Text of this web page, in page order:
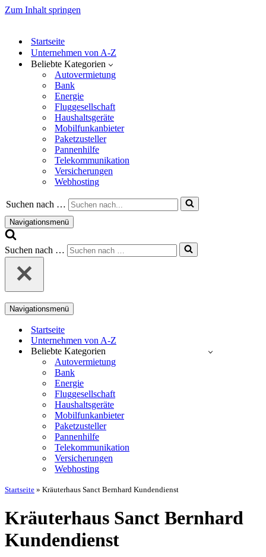
Zum Inhalt springen
Startseite
Unternehmen von A-Z
Beliebte Kategorien
Autovermietung
Bank
Energie
Fluggesellschaft
Haushaltsgeräte
Mobilfunkanbieter
Paketzusteller
Pannenhilfe
Telekommunikation
Versicherungen
Webhosting
Suchen nach …
Navigationsmenü
Suchen nach …
Navigationsmenü
Startseite
Unternehmen von A-Z
Beliebte Kategorien
Autovermietung
Bank
Energie
Fluggesellschaft
Haushaltsgeräte
Mobilfunkanbieter
Paketzusteller
Pannenhilfe
Telekommunikation
Versicherungen
Webhosting
Startseite » Kräuterhaus Sanct Bernhard Kundendienst
Kräuterhaus Sanct Bernhard
Kundendienst